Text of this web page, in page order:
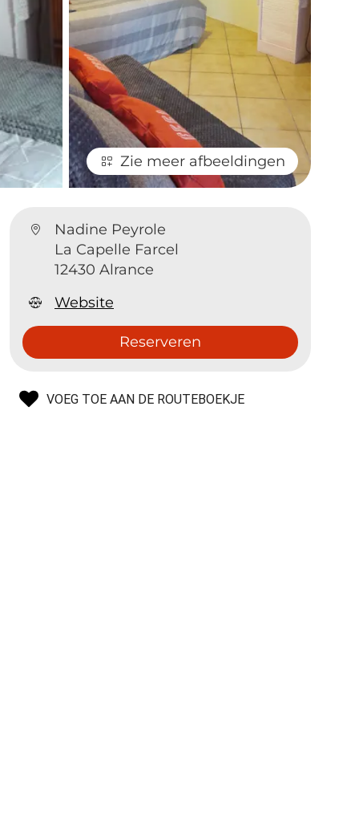
Zie meer afbeeldingen
Nadine Peyrole
La Capelle Farcel
12430 Alrance
Website
Reserveren
VOEG TOE AAN DE ROUTEBOEKJE